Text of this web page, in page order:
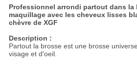
Professionnel arrondi partout dans la
maquillage avec les cheveux lisses
chèvre de XGF
Description :
Partout la brosse est une brosse
visage et d'oeil.